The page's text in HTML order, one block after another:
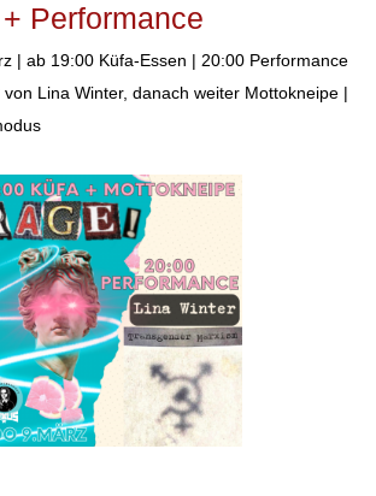
Performance
| ab 19:00 Küfa-Essen | 20:00 Performance
von Lina Winter, danach weiter Mottokneipe |